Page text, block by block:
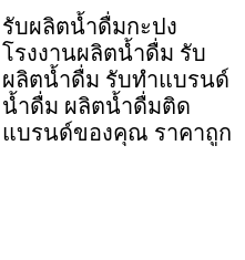
รับผลิตน้ำดื่มกะปง
โรงงานผลิตน้ำดื่ม รับ
ผลิตน้ำดื่ม รับทำแบรนด์
น้ำดื่ม ผลิตน้ำดื่มติด
แบรนด์ของคุณ ราคาถูก